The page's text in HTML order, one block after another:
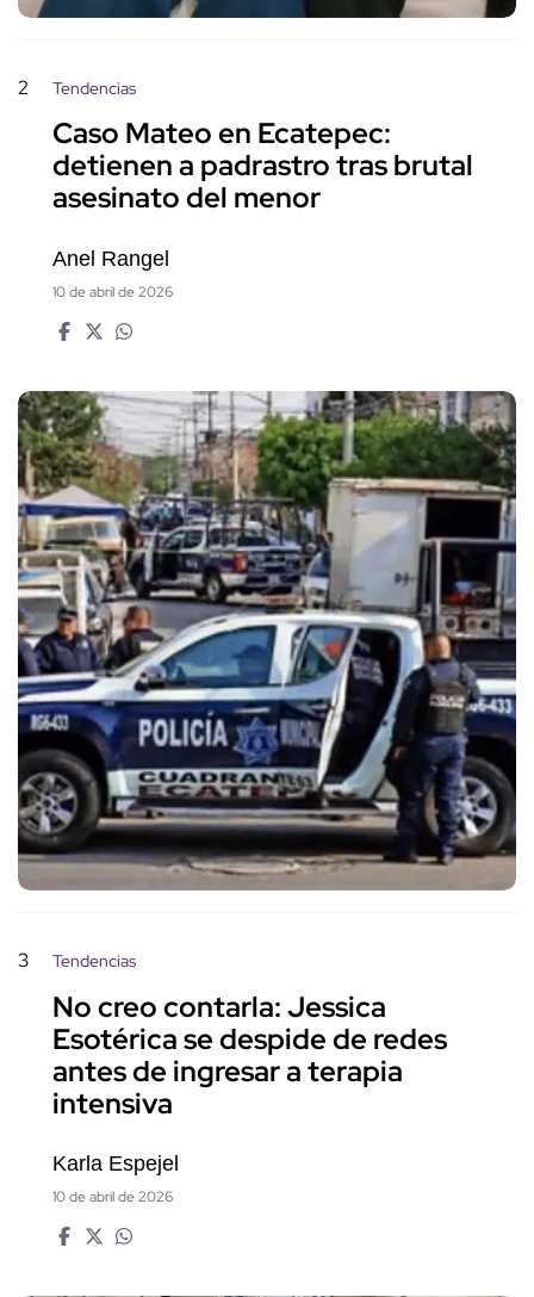
2 Tendencias
Caso Mateo en Ecatepec:
detienen a padrastro tras brutal
asesinato del menor
Anel Rangel
10 de abril de 2026
3 Tendencias
No creo contarla: Jessica
Esotérica se despide de redes
antes de ingresar a terapia
intensiva
Karla Espejel
10 de abril de 2026